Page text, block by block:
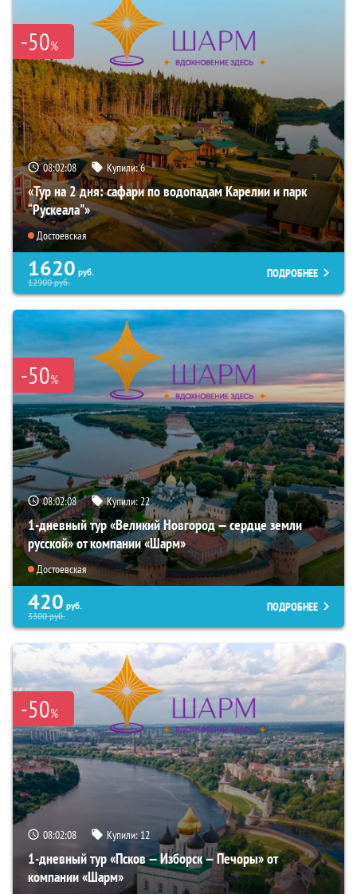
-50%
08:02:06 Купили:6
«Тур на 2 дня: сафари по водопадам Карелии и парк
“Рускеала"»
Достоевская
1620 руб.
12900руб.
ПОДРОБНЕЕ
-50%
08:02:06 Купили:22
1-дневный тур «Великий Новгород — сердце земли
русской» от компании «Шарм»
Достоевская
420 руб.
3300руб.
ПОДРОБНЕЕ
-50%
08:02:06 Купили:12
1-дневный тур «Псков — Изборск — Печоры» от
компании «Шарм»